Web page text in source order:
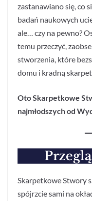
zastanawiano się, co
badań naukowych
ale… czy na pewno?
temu przeczyć,
stworzenia, które
domu i kradną
Oto Skarpetkowe
najmłodszych od
Skarpetkowe Stwory
spójrzcie sami na